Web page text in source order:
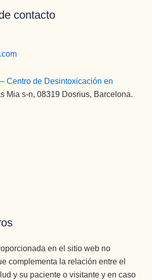
contacto
– Centro de Desintoxicación en
Mia s-n, 08319 Dosrius, Barcelona.
en el sitio web no
complementa la relación entre el
y su paciente o visitante y en caso